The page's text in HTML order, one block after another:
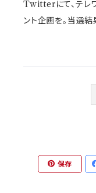
Twitterにて、テレ
ント企画を。当選結
そして喜んで頂け
保存